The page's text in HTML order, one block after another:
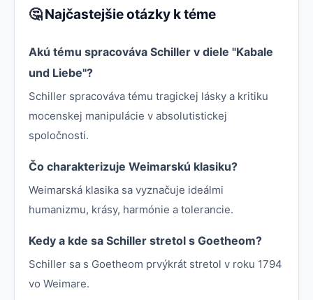
🤔 Najčastejšie otázky k téme
Akú tému spracováva Schiller v diele "Kabale
und Liebe"?
Schiller spracováva tému tragickej lásky a kritiku
mocenskej manipulácie v absolutistickej
spoločnosti.
Čo charakterizuje Weimarskú klasiku?
Weimarská klasika sa vyznačuje ideálmi
humanizmu, krásy, harmónie a tolerancie.
Kedy a kde sa Schiller stretol s Goetheom?
Schiller sa s Goetheom prvýkrát stretol v roku 1794
vo Weimare.